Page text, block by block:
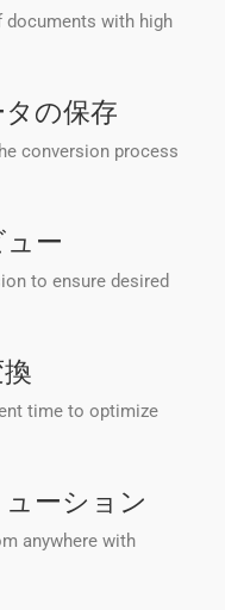
documents with high
の保存
conversion process
ー
to ensure desired
time to optimize
ーション
anywhere with